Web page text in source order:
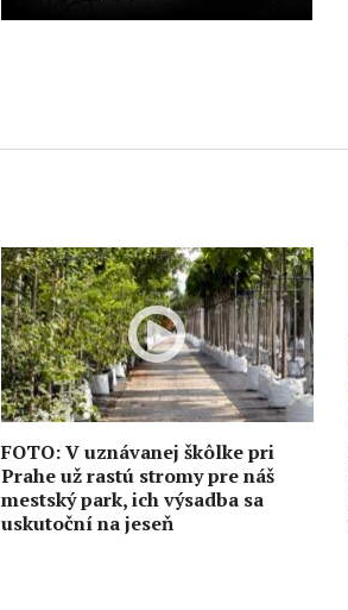
FOTO: V uznávanej škôlke pri
Prahe už rastú stromy pre náš
mestský park, ich výsadba sa
uskutoční na jeseň